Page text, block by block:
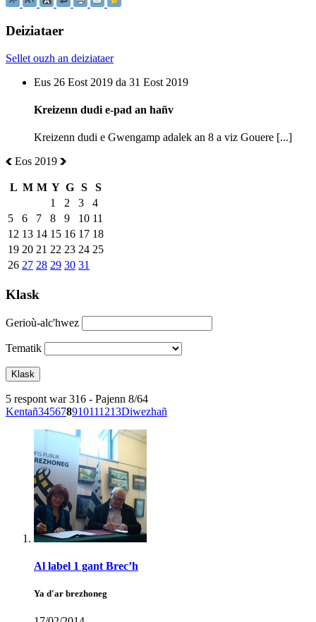
Deiziataer
Sellet ouzh an deiziataer
Eus 26 Eost 2019 da 31 Eost 2019
Kreizenn dudi e-pad an hañv
Kreizenn dudi e Gwengamp adalek an 8 a viz Gouere [...]
Eos 2019
L M M Y G S
S
1
2 3
4
5
6 7 8 9 10 11
12 13 14 15 16 17 18
19 20 21 22 23 24 25
26 27 28 29 30 31
Klask
Gerioù-alc'hwez
Tematik
5 respont war 316 - Pajenn 8/64
Kentañ345678910111213Diwezhañ
Al label 1 gant Brec’h
Ya d'ar brezhoneg